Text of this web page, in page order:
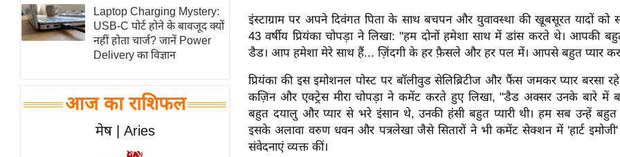
एम.
आर.
आई.
समीक्षा
धर्म
ज्योतिष
Laptop Charging Mystery:
USB-C पोर्ट होने के बावजूद क्यों
नहीं होता चार्ज? जानें Power
Delivery का विज्ञान
आज का राशिफल
मेष | Aries
इंस्टाग्राम पर अपने दिवंगत पिता के साथ बचपन और युवावस्था की खूबसूरत यादों को
43 वर्षीय प्रियंका चोपड़ा ने लिखा:"हम दोनों हमेशा साथ में डांस करते थे। आपकी
डैड। आप हमेशा मेरे साथ हैं... ज़िंदगी के हर फ़ैसले और हर पल में। आपसे बहुत प्यार
प्रियंका की इस इमोशनल पोस्ट पर बॉलीवुड सेलिब्रिटीज और फैंस जमकर प्यार बरसा रहे
कज़िन और एक्ट्रेस मीरा चोपड़ा ने कमेंट करते हुए लिखा, "डैड अक्सर उनके बारे में
बहुत दयालु और प्यार से भरे इंसान थे, उनकी हंसी बहुत प्यारी थी। हम सब उन्हें
इसके अलावा वरुण धवन और पत्रलेखा जैसे सितारों ने भी कमेंट सेक्शन में 'हार्ट
संवेदनाएं व्यक्त कीं।